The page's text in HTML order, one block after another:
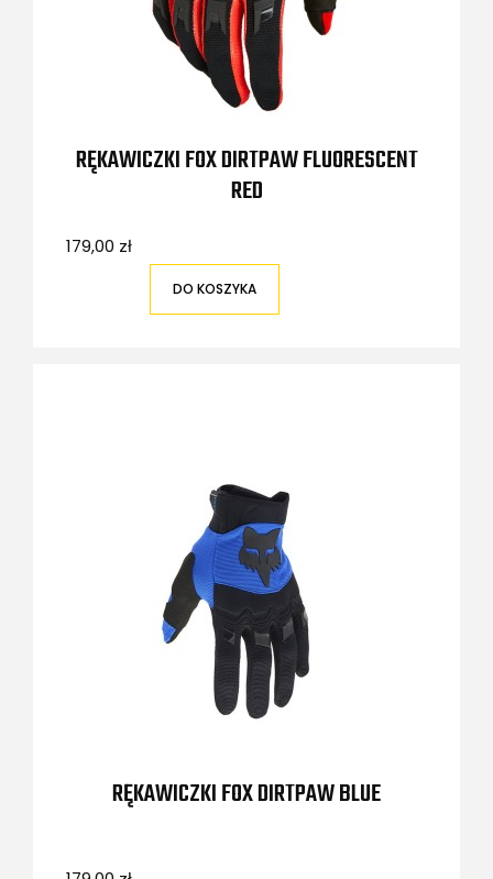
RĘKAWICZKI FOX DIRTPAW FLUORESCENT
RED
179,00 zł
DO KOSZYKA
RĘKAWICZKI FOX DIRTPAW BLUE